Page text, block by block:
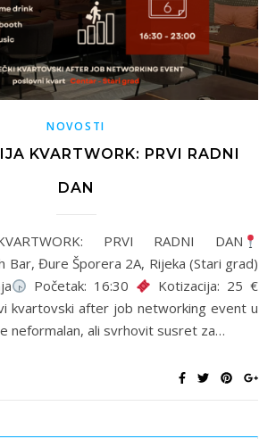
NOVOSTI
KVARTWORK: PRVI RADNI
DAN
KVARTWORK: PRVI RADNI DAN
Bar, Đure Šporera 2A, Rijeka (Stari grad)
Početak: 16:30
Kotizacija: 25 €
kvartovski after job networking event u
neformalan, ali svrhovit susret za…